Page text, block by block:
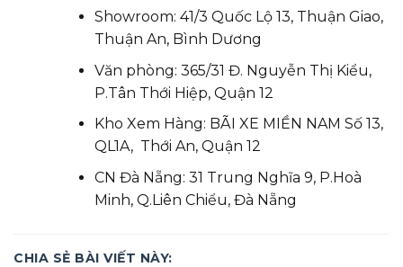
Showroom: 41/3 Quốc Lộ 13, Thuận Giao,
Thuận An, Bình Dương
Văn phòng: 365/31 Đ. Nguyễn Thị Kiểu,
P.Tân Thới Hiệp, Quận 12
Kho Xem Hàng: BÃI XE MIỀN NAM Số 13,
QL1A, Thới An, Quận 12
CN Đà Nẵng: 31 Trung Nghĩa 9, P.Hoà
Minh, Q.Liên Chiểu, Đà Nẵng
CHIA SẺ BÀI VIẾT NÀY: